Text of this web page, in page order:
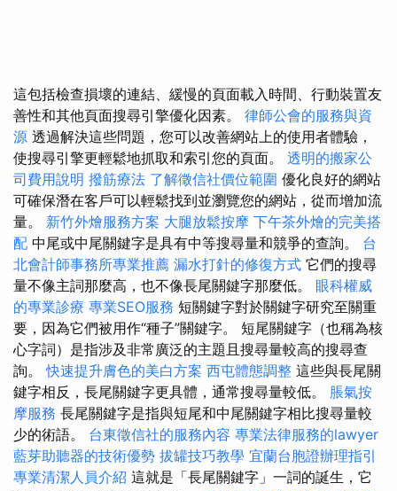
這包括檢查損壞的連結、緩慢的頁面載入時間、行動裝置友
善性和其他頁面搜尋引擎優化因素。 律師公會的服務與資
源 透過解決這些問題，您可以改善網站上的使用者體驗，
使搜尋引擎更輕鬆地抓取和索引您的頁面。 透明的搬家公
司費用說明 撥筋療法 了解徵信社價位範圍 優化良好的網站
可確保潛在客戶可以輕鬆找到並瀏覽您的網站，從而增加流
量。 新竹外燴服務方案 大腿放鬆按摩 下午茶外燴的完美搭
配 中尾或中尾關鍵字是具有中等搜尋量和競爭的查詢。 台
北會計師事務所專業推薦 漏水打針的修復方式 它們的搜尋
量不像主詞那麼高，也不像長尾關鍵字那麼低。 眼科權威
的專業診療 專業SEO服務 短關鍵字對於關鍵字研究至關重
要，因為它們被用作“種子”關鍵字。 短尾關鍵字（也稱為核
心字詞）是指涉及非常廣泛的主題且搜尋量較高的搜尋查
詢。快速提升膚色的美白方案 西屯體態調整 這些與長尾關
鍵字相反，長尾關鍵字更具體，通常搜尋量較低。 脹氣按
摩服務 長尾關鍵字是指與短尾和中尾關鍵字相比搜尋量較
少的術語。 台東徵信社的服務內容 專業法律服務的lawyer
藍芽助聽器的技術優勢 拔罐技巧教學 宜蘭台胞證辦理指引
專業清潔人員介紹 這就是「長尾關鍵字」一詞的誕生，它